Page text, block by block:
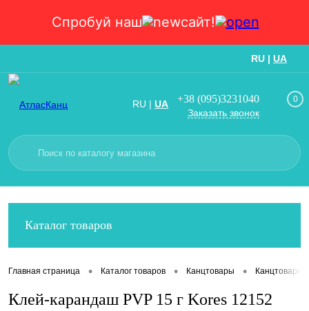
Спробуй наш сайт!
RU | UA
RU | UA +38 (095)3231040
Заказать звонок
0
Каталог товаров
Главная страница • Каталог товаров • Канцтовары • Канцтовары
Клей-карандаш PVP 15 г Kores 12152